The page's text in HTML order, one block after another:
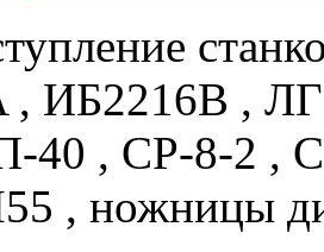
, ИБ2216В ,
40 , СР-8-2 ,
, ножницы